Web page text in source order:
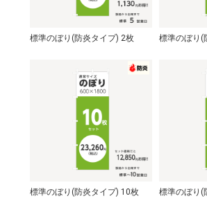
標準のぼり(防炎タイプ) 2枚 標準のぼり(
標準のぼり(防炎タイプ) 10枚 標準のぼり(